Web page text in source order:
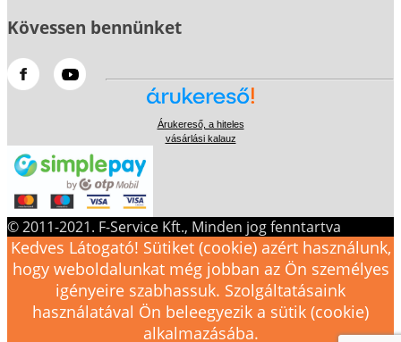
Kövessen bennünket
Árukereső, a hiteles
vásárlási kalauz
© 2011-2021. F-Service Kft., Minden jog fenntartva
Kedves Látogató! Sütiket (cookie) azért használunk,
hogy weboldalunkat még jobban az Ön személyes
igényeire szabhassuk. Szolgáltatásaink
használatával Ön beleegyezik a sütik (cookie)
alkalmazásába.